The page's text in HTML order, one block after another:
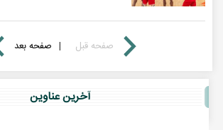
صفحه قبل | صفحه بعد
آخرين عناوين